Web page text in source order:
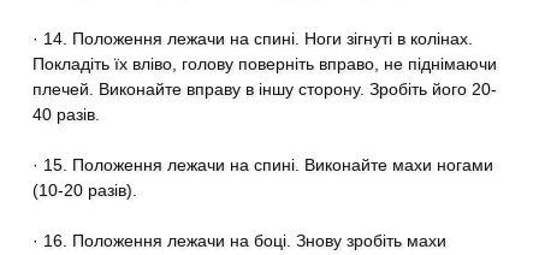
· 14. Положення лежачи на спині. Ноги зігнуті в колінах.
Покладіть їх вліво, голову поверніть вправо, не піднімаючи
плечей. Виконайте вправу в іншу сторону. Зробіть його 20-
40 разів.
· 15. Положення лежачи на спині. Виконайте махи ногами
(10-20 разів).
· 16. Положення лежачи на боці. Знову зробіть махи